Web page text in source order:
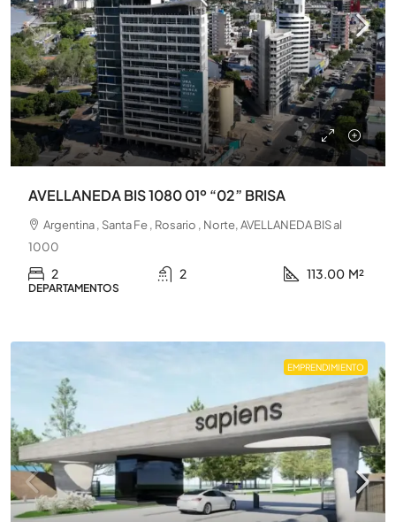
AVELLANEDA BIS 1080 01º “02” BRISA
Argentina , Santa Fe , Rosario , Norte, AVELLANEDA BIS al
1000
2 2 113.00 M²
DEPARTAMENTOS
EMPRENDIMIENTO